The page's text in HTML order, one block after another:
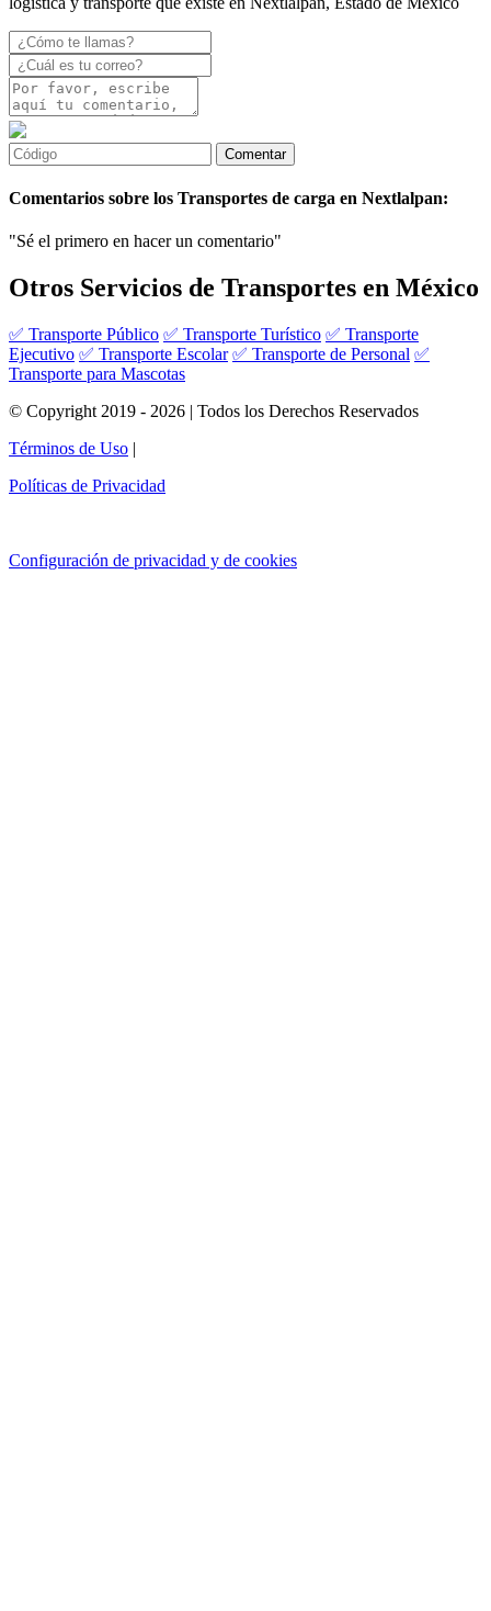
Comentarios sobre los Transportes de carga en Nextlalpan:
"Sé el primero en hacer un comentario"
Otros Servicios de Transportes en México
✅ Transporte Público ✅ Transporte Turístico ✅ Transporte
Ejecutivo ✅ Transporte Escolar ✅ Transporte de Personal ✅
Transporte para Mascotas
© Copyright 2019 - 2026 | Todos los Derechos Reservados
Términos de Uso |
Políticas de Privacidad
Configuración de privacidad y de cookies